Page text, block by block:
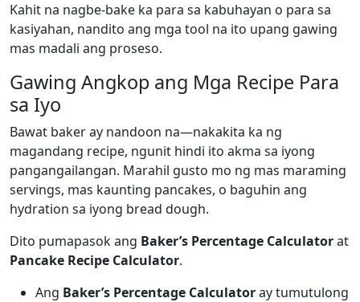
Kahit na nagbe-bake ka para sa kabuhayan o para sa
kasiyahan, nandito ang mga tool na ito upang gawing
mas madali ang proseso.
Gawing Angkop ang Mga Recipe Para
sa Iyo
Bawat baker ay nandoon na—nakakita ka ng
magandang recipe, ngunit hindi ito akma sa iyong
pangangailangan. Marahil gusto mo ng mas maraming
servings, mas kaunting pancakes, o baguhin ang
hydration sa iyong bread dough.
Dito pumapasok ang Baker’s Percentage Calculatorat
Pancake Recipe Calculator.
Ang Baker’s Percentage Calculatoray tumutulong